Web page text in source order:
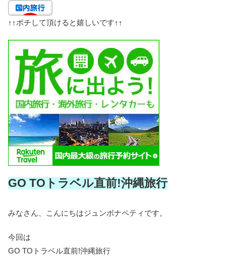
↑↑ポチして頂けると嬉しいです↑↑
GO TOトラベル直前!沖縄旅行
みなさん、こんにちはジュンボナペティです。
今回は
GO TOトラベル直前!沖縄旅行